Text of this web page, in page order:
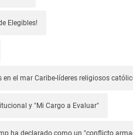
Elegibles!
el mar Caribe-líderes religiosos
y "Mi Cargo a Evaluar"
ha declarado como un "conflicto